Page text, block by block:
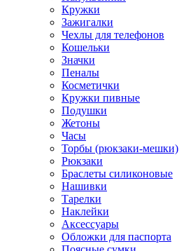
Кружки
Зажигалки
Чехлы для телефонов
Кошельки
Значки
Пеналы
Косметички
Кружки пивные
Подушки
Жетоны
Часы
Торбы (рюкзаки-мешки)
Рюкзаки
Браслеты силиконовые
Нашивки
Тарелки
Наклейки
Аксессуары
Обложки для паспорта